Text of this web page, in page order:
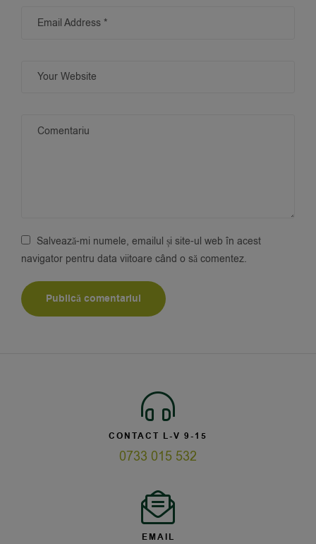
Salvează-mi numele, emailul și site-ul web în acest
navigator pentru data viitoare când o să comentez.
CONTACT L-V 9-15
0733 015 532
EMAIL